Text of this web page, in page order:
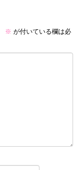
※ が付いている欄は必